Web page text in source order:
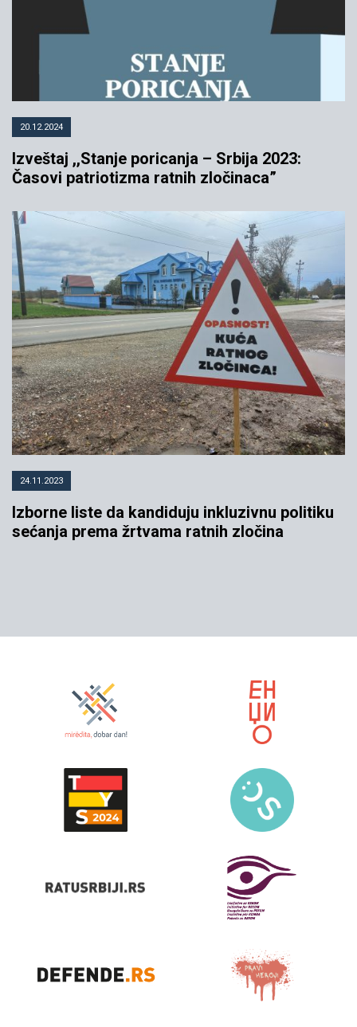
20.12.2024
Izveštaj ,,Stanje poricanja – Srbija 2023:
Časovi patriotizma ratnih zločinaca”
24.11.2023
Izborne liste da kandiduju inkluzivnu politiku
sećanja prema žrtvama ratnih zločina